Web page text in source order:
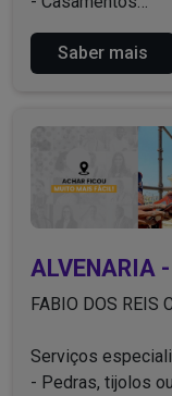
- Chá de bebê
- Reuniões
- Shows e etc
Entre em contato
Saber mais
ALVENARIA
FABIO DOS REIS
Serviços
- Pedras, tijolos